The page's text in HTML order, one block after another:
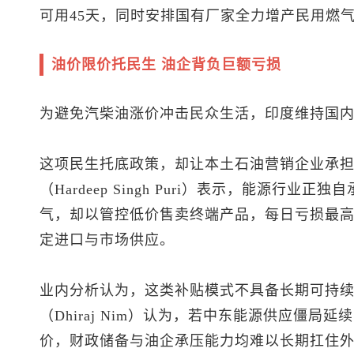
可用45天，同时安排国有厂家全力增产民用燃
油价限价托民生 油企背负巨额亏损
为避免汽柴油涨价冲击民众生活，印度维持国
这项民生托底政策，却让本土石油营销企业承
（Hardeep Singh Puri）表示，能源行业正独
气，却以管控低价售卖终端产品，每日亏损最
定进口与市场供应。
业内分析认为，这类补贴模式不具备长期可持
（Dhiraj Nim）认为，若中东能源供应僵局延
价，财政储备与油企承压能力均难以长期扛住